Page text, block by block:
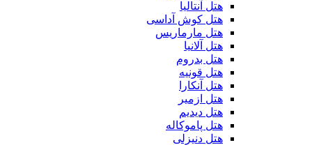
هتل آنتالیا
هتل کوش آداسی
هتل مارماریس
هتل آلانیا
هتل بدروم
هتل قونیه
هتل آنکارا
هتل ازمیر
هتل دیدیم
هتل پاموکاله
هتل دنیزلی